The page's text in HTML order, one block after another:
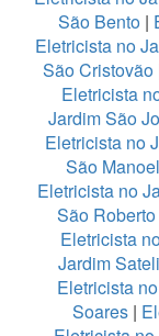
São Bento |
Eletricista no
São Cristovão
Eletricista
Jardim São
Eletricista no
São Manoel
Eletricista no
São Roberto
Eletricista
Jardim
Eletricista
Soares|